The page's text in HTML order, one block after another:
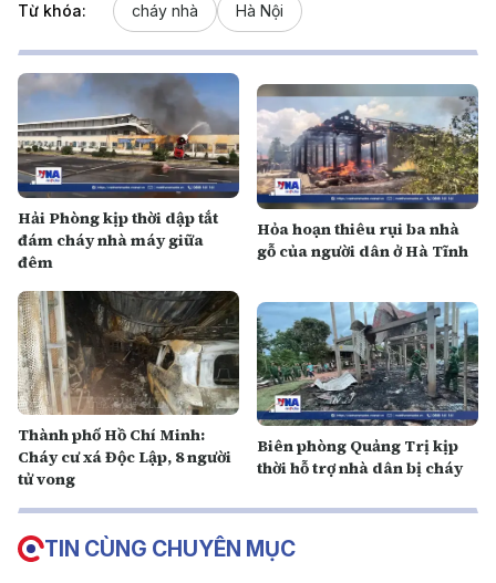
Từ khóa: cháy nhà Hà Nội
Hải Phòng kịp thời dập tắt
đám cháy nhà máy giữa
đêm
Hỏa hoạn thiêu rụi ba nhà
gỗ của người dân ở Hà Tĩnh
Thành phố Hồ Chí Minh:
Cháy cư xá Độc Lập, 8 người
tử vong
Biên phòng Quảng Trị kịp
thời hỗ trợ nhà dân bị cháy
TIN CÙNG CHUYÊN MỤC